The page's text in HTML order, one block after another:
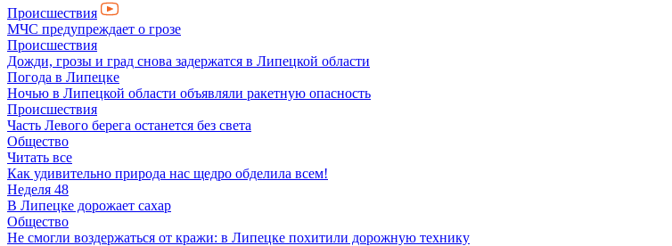
Происшествия
МЧС предупреждает о грозе
Происшествия
Дожди, грозы и град снова задержатся в Липецкой области
Погода в Липецке
Ночью в Липецкой области объявляли ракетную опасность
Происшествия
Часть Левого берега останется без света
Общество
Читать все
Как удивительно природа нас щедро обделила всем!
Неделя 48
В Липецке дорожает сахар
Общество
Не смогли воздержаться от кражи: в Липецке похитили дорожную технику